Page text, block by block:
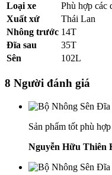
Loại xe
Phù hợp các
Xuất xứ
Thái Lan
Nhông trước 14T
Đĩa sau
35T
Sên
102L
8 Người đánh giá
Sản phẩm tốt phù
Nguyễn Hữu Thiên